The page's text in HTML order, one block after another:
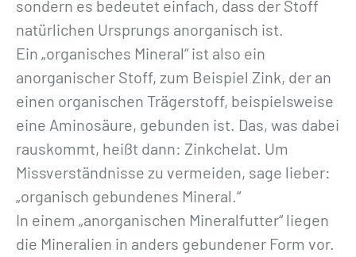
sondern es bedeutet einfach, dass der Stoff
natürlichen Ursprungs anorganisch ist.
Ein „organisches Mineral“ ist also ein
anorganischer Stoff, zum Beispiel Zink, der an
einen organischen Trägerstoff, beispielsweise
eine Aminosäure, gebunden ist. Das, was dabei
rauskommt, heißt dann: Zinkchelat. Um
Missverständnisse zu vermeiden, sage lieber:
„organisch gebundenes Mineral.“
In einem „anorganischen Mineralfutter“ liegen
die Mineralien in anders gebundener Form vor.